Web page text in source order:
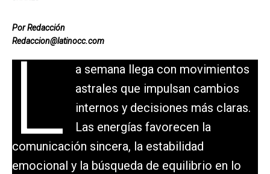
Por Redacción
Redaccion@latinocc.com
L
a semana llega con movimientos
astrales que impulsan cambios
internos y decisiones más claras.
Las energías favorecen la
comunicación sincera, la estabilidad
emocional y la búsqueda de equilibrio en lo